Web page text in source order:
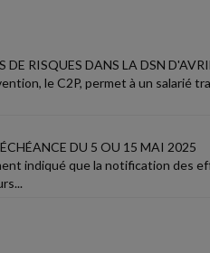
DE RISQUES DANS LA DSN D'AVRIL
le C2P, permet à un salarié
DU 5 OU 15 MAI 2025
indiqué que la notification des